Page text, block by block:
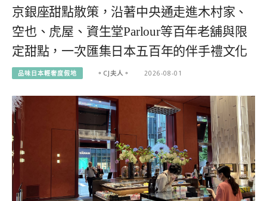
京銀座甜點散策，沿著中央通走進木村家、
空也、虎屋、資生堂Parlour等百年老舖與限
定甜點，一次匯集日本五百年的伴手禮文化
品味日本輕奢度假地 。CJ夫人。 2026-08-01